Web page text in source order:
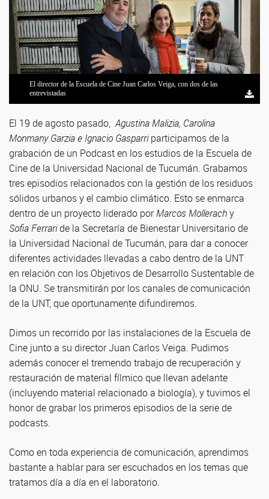
El director de la Escuela de Cine Juan Carlos Veiga, con dos de las
entrevistadas
El 19 de agosto pasado,Agustina Malizia, Carolina
Monmany Garzia e Ignacio Gasparriparticipamos de la
grabación de un Podcast en los estudios de la Escuela de
Cine de la Universidad Nacional de Tucumán. Grabamos
tres episodios relacionados con la gestión de los residuos
sólidos urbanos y el cambio climático. Esto se enmarca
dentro de un proyecto liderado porMarcos Mollerachy
Sofia Ferraride la Secretaría de Bienestar Universitario de
la Universidad Nacional de Tucumán, para dar a conocer
diferentes actividades llevadas a cabo dentro de la UNT
en relación con los Objetivos de Desarrollo Sustentable de
la ONU. Se transmitirán por los canales de comunicación
de la UNT, que oportunamente difundiremos.
Dimos un recorrido por las instalaciones de la Escuela de
Cine junto a su director Juan Carlos Veiga. Pudimos
además conocer el tremendo trabajo de recuperación y
restauración de material fílmico que llevan adelante
(incluyendo material relacionado a biología), y tuvimos el
honor de grabar los primeros episodios de la serie de
podcasts.
Como en toda experiencia de comunicación, aprendimos
bastante a hablar para ser escuchados en los temas que
tratamos día a día en el laboratorio.